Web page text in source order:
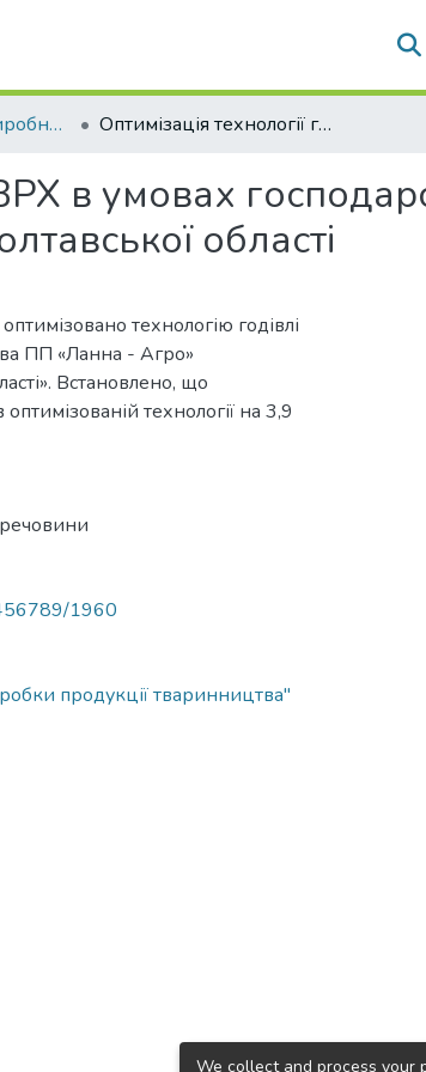
204 "Технологія виробництва і переробки продукції тваринництва" Оптимізація технології годівлі молодняку ВРХ в умовах господарства ПП «Ланна - Агро» Карлівського району Полтавської області
в умовах
області
технологію годівлі
ПП «Ланна - Агро»
Встановлено, що
технології на 3,9
1960
продукції тваринництва"
We collect and process your